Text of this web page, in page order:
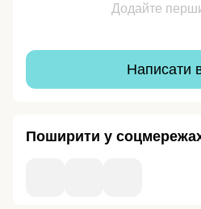
Додайте
Написати
Поширити у